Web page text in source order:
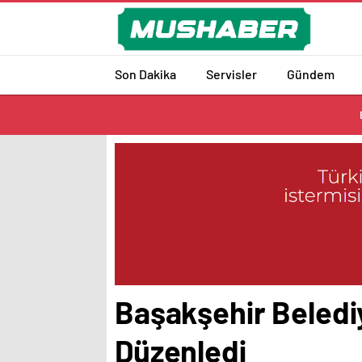
Son Dakika Servisler Gündem
Başakşehir
Düzenledi